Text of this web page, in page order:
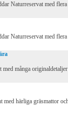
Naturreservat med flera
Naturreservat med flera
många originaldetaljer
härliga gräsmattor